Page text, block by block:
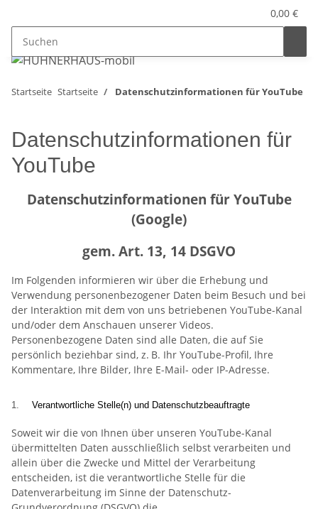
0,00 €
Startseite Startseite Datenschutzinformationen für YouTube
Datenschutzinformationen für
YouTube
Datenschutzinformationen für YouTube
(Google)
gem. Art. 13, 14 DSGVO
Im Folgenden informieren wir über die Erhebung und
Verwendung personenbezogener Daten beim Besuch und bei
der Interaktion mit dem von uns betriebenen YouTube-Kanal
und/oder dem Anschauen unserer Videos.
Personenbezogene Daten sind alle Daten, die auf Sie
persönlich beziehbar sind, z. B. Ihr YouTube-Profil, Ihre
Kommentare, Ihre Bilder, Ihre E-Mail- oder IP-Adresse.
1. Verantwortliche Stelle(n) und Datenschutzbeauftragte
Soweit wir die von Ihnen über unseren YouTube-Kanal
übermittelten Daten ausschließlich selbst verarbeiten und
allein über die Zwecke und Mittel der Verarbeitung
entscheiden, ist die verantwortliche Stelle für die
Datenverarbeitung im Sinne der Datenschutz-